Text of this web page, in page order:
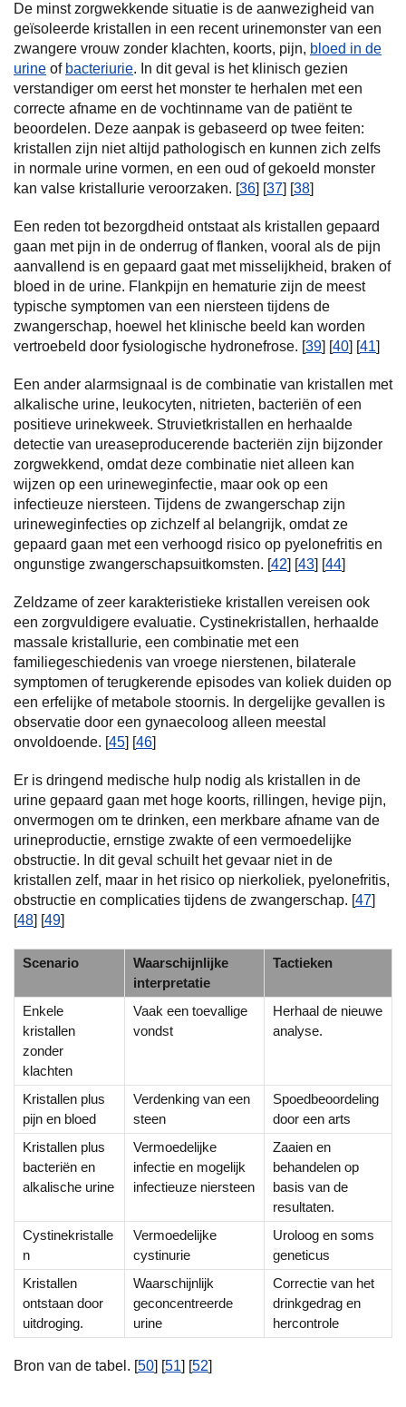
De minst zorgwekkende situatie is de aanwezigheid van
geïsoleerde kristallen in een recent urinemonster van een
zwangere vrouw zonder klachten, koorts, pijn, bloed in de
urine of bacteriurie. In dit geval is het klinisch gezien
verstandiger om eerst het monster te herhalen met een
correcte afname en de vochtinname van de patiënt te
beoordelen. Deze aanpak is gebaseerd op twee feiten:
kristallen zijn niet altijd pathologisch en kunnen zich zelfs
in normale urine vormen, en een oud of gekoeld monster
kan valse kristallurie veroorzaken. [36] [37] [38]
Een reden tot bezorgdheid ontstaat als kristallen gepaard
gaan met pijn in de onderrug of flanken, vooral als de pijn
aanvallend is en gepaard gaat met misselijkheid, braken of
bloed in de urine. Flankpijn en hematurie zijn de meest
typische symptomen van een niersteen tijdens de
zwangerschap, hoewel het klinische beeld kan worden
vertroebeld door fysiologische hydronefrose. [39] [40] [41]
Een ander alarmsignaal is de combinatie van kristallen met
alkalische urine, leukocyten, nitrieten, bacteriën of een
positieve urinekweek. Struvietkristallen en herhaalde
detectie van ureaseproducerende bacteriën zijn bijzonder
zorgwekkend, omdat deze combinatie niet alleen kan
wijzen op een urineweginfectie, maar ook op een
infectieuze niersteen. Tijdens de zwangerschap zijn
urineweginfecties op zichzelf al belangrijk, omdat ze
gepaard gaan met een verhoogd risico op pyelonefritis en
ongunstige zwangerschapsuitkomsten. [42] [43] [44]
Zeldzame of zeer karakteristieke kristallen vereisen ook
een zorgvuldigere evaluatie. Cystinekristallen, herhaalde
massale kristallurie, een combinatie met een
familiegeschiedenis van vroege nierstenen, bilaterale
symptomen of terugkerende episodes van koliek duiden op
een erfelijke of metabole stoornis. In dergelijke gevallen is
observatie door een gynaecoloog alleen meestal
onvoldoende. [45] [46]
Er is dringend medische hulp nodig als kristallen in de
urine gepaard gaan met hoge koorts, rillingen, hevige pijn,
onvermogen om te drinken, een merkbare afname van de
urineproductie, ernstige zwakte of een vermoedelijke
obstructie. In dit geval schuilt het gevaar niet in de
kristallen zelf, maar in het risico op nierkoliek, pyelonefritis,
obstructie en complicaties tijdens de zwangerschap. [47]
[48] [49]
Scenario
Waarschijnlijke
interpretatie
Tactieken
Enkele
kristallen
zonder
klachten
Vaak een toevallige
vondst
Herhaal de nieuwe
analyse.
Kristallen plus
pijn en bloed
Verdenking van een
steen
Spoedbeoordeling
door een arts
Kristallen plus
bacteriën en
alkalische urine
Vermoedelijke
infectie en mogelijk
infectieuze niersteen
Zaaien en
behandelen op
basis van de
resultaten.
Cystinekristalle
n
Vermoedelijke
cystinurie
Uroloog en soms
geneticus
Kristallen
ontstaan door
uitdroging.
Waarschijnlijk
geconcentreerde
urine
Correctie van het
drinkgedrag en
hercontrole
Bron van de tabel. [50] [51] [52]